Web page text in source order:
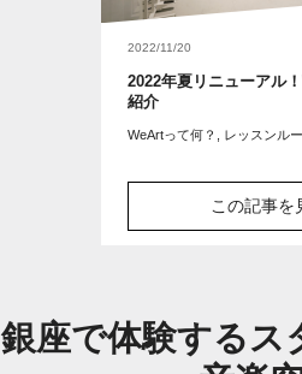
2022/11/20
2022年夏リニューアル
紹介
WeArtって何？, レッスンル
この記事を
銀座で体験するス